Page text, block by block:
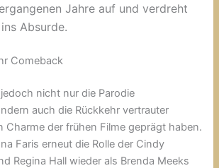
Jahre auf und verdreht
Absurde.
Comeback
nicht nur die Parodie
auch die Rückkehr vertrauter
Charme der frühen Filme geprägt haben.
Faris erneut die Rolle der Cindy
Regina Hall wieder als Brenda Meeks